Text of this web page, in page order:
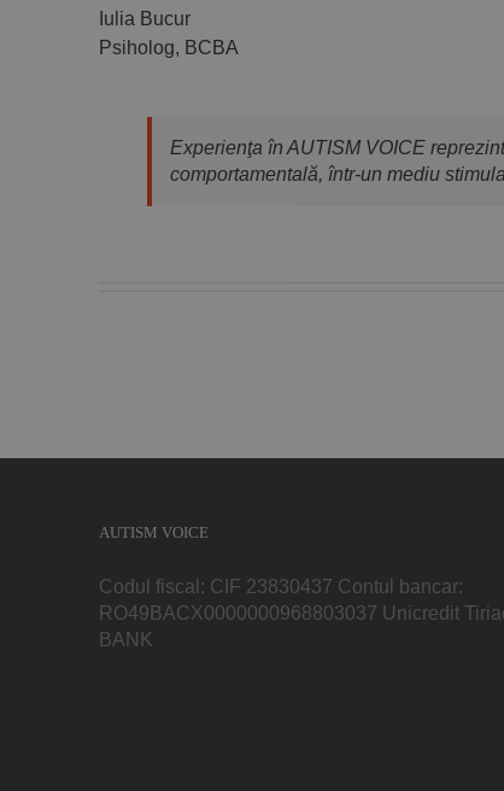
Iulia Bucur
Psiholog, BCBA
Experienţa în AUTISM VOICE
comportamentală, într-un mediu
AUTISM VOICE
Codul fiscal: CIF 23830437 Contul bancar:
RO49BACX0000000968803037 Unicredit
BANK